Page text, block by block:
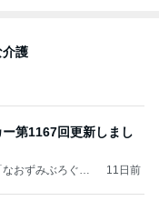
介護
第1167回更新しまし
おずみぶろぐ」
11日前